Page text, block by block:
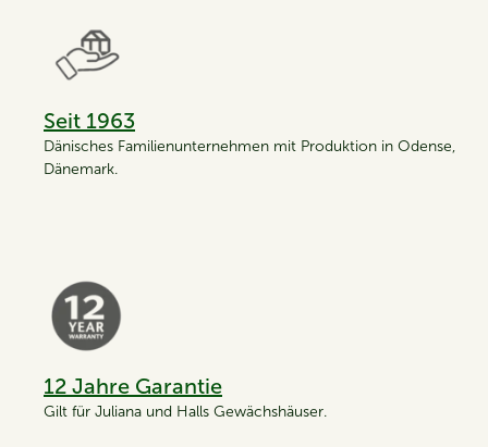
Seit 1963
Dänisches Familienunternehmen mit Produktion in Odense,
Dänemark.
12 Jahre Garantie
Gilt für Juliana und Halls Gewächshäuser.